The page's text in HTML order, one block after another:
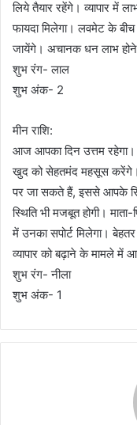
लिये तैयार रहेंगे। व्यापार में
फायदा मिलेगा। लवमेट के
जायेंगे। अचानक धन लाभ
शुभ रंग- लाल
शुभ अंक- 2
मीन राशि:
आज आपका दिन उत्तम रहेगा।
खुद को सेहतमंद महसूस करेंगे।
पर जा सकते हैं, इससे आपके
स्थिति भी मजबूत होगी।
में उनका सपोर्ट मिलेगा।
व्यापार को बढ़ाने के मामले
शुभ रंग- नीला
शुभ अंक- 1